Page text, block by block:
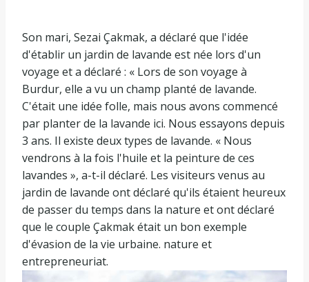
Son mari, Sezai Çakmak, a déclaré que l'idée
d'établir un jardin de lavande est née lors d'un
voyage et a déclaré : « Lors de son voyage à
Burdur, elle a vu un champ planté de lavande.
C'était une idée folle, mais nous avons commencé
par planter de la lavande ici. Nous essayons depuis
3 ans. Il existe deux types de lavande. « Nous
vendrons à la fois l'huile et la peinture de ces
lavandes », a-t-il déclaré. Les visiteurs venus au
jardin de lavande ont déclaré qu'ils étaient heureux
de passer du temps dans la nature et ont déclaré
que le couple Çakmak était un bon exemple
d'évasion de la vie urbaine. nature et
entrepreneuriat.